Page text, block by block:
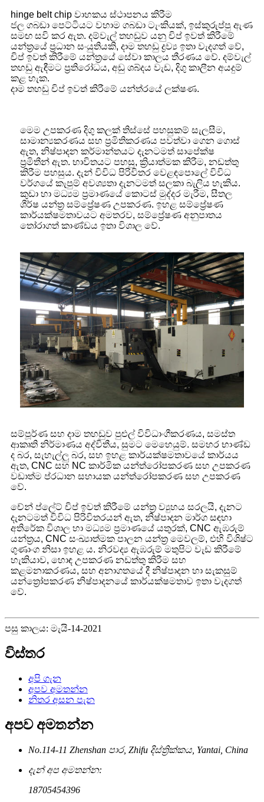
hinge belt chip වාහකය ස්ථාපනය කිරීම
ජල ගබඩා පෙට්ටියට වහාම ගබඩා ටැංකියක්, ඉස්කුරුප්පු ඇණ
සමඟ සවි කර ඇත. දම්වැල් තහඩුව යනු චිප් ඉවත් කිරීමේ
යන්ත්‍රයේ ප්‍රධාන සංයුතියකි, දාම තහඩු ද්‍රව්‍ය ඉතා වැදගත් වේ,
චිප් ඉවත් කිරීමේ යන්ත්‍රයේ සේවා කාලය තීරණය වේ. දම්වැල්
තහඩු ඇඳීමට ප්‍රතිරෝධය, අඩු ශබ්දය වැඩ, දිගු කාලීන අයදුම්
කළ හැක.
දාම තහඩු චිප් ඉවත් කිරීමේ යන්ත්රයේ ලක්ෂණ.
මෙම උපකරණ දිගු කලක් තිස්සේ පහසුකම් සැලසීම,
සාමාන්‍යකරණය සහ ප්‍රමිතිකරණය පවත්වා ගෙන ගොස්
ඇත, නිෂ්පාදන කර්මාන්තයට දැනටමත් සාපේක්ෂ
ප්‍රමිතීන් ඇත. භාවිතයට පහසු, ක්‍රියාත්මක කිරීම, නඩත්තු
කිරීම පහසුය. දැන් විවිධ පිරිවිතර වෙළඳපොලේ විවිධ
වර්ගයේ කැපුම් අවශ්‍යතා දැනටමත් සලකා බැලිය හැකිය.
කුඩා හා මධ්‍යම ප්‍රමාණයේ කොටස් මුද්දර මැරීම, සීතල
ශීර්ෂ යන්ත්‍ර සම්ප්‍රේෂණ උපකරණ. ඉහළ සම්ප්‍රේෂණ
කාර්යක්ෂමතාවයට අමතරව, සම්ප්‍රේෂණ අනුපාතය
තෝරාගත් කාණ්ඩය ඉතා විශාල වේ.
සම්පූර්ණ සහ දාම තහඩුව පුළුල් විවිධාංගීකරණය, සමස්ත
ආකෘති නිර්මාණය අද්විතීය, සුමට මෙහෙයුම්. සමහර භාණ්ඩ
ද බර, සැහැල්ලු බර, සහ ඉහළ කාර්යක්ෂමතාවයේ කාර්යය
ඇත, CNC සහ NC කාර්මික යන්ත්රෝපකරණ සහ උපකරණ
වඩාත්ම ප්රධාන සහායක යන්ත්රෝපකරණ සහ උපකරණ
වේ.
චේන් ප්ලේට් චිප් ඉවත් කිරීමේ යන්ත්‍ර ව්‍යුහය සරලයි, දැනට
දැනටමත් විවිධ පිරිවිතරයන් ඇත, නිෂ්පාදන මාර්ග සඳහා
අතිරේක විශාල හා මධ්‍යම ප්‍රමාණයේ යතුරක්, CNC ඇඹරුම්
යන්ත්‍රය, CNC සංඛ්‍යාත්මක පාලන යන්ත්‍ර මෙවලම්, එහි විශිෂ්ට
ගුණාංග නිසා ඉහළ ය. නිරවද්‍ය ඇඹරුම් මතුපිට වැඩ කිරීමේ
හැකියාව, හොඳ උපකරණ නඩත්තු කිරීම සහ
කළමනාකරණය, සහ අනාගතයේ දී නිෂ්පාදන හා සැකසුම්
යන්ත්‍රෝපකරණ නිෂ්පාදනයේ කාර්යක්ෂමතාව ඉතා වැදගත්
වේ.
පසු කාලය: මැයි-14-2021
විස්තර
අපි ගැන
අපව අමතන්න
නිතර අසන පැන
අපව අමතන්න
No.114-11 Zhenshan පාර, Zhifu දිස්ත්‍රික්කය, Yantai, China
දැන් අප අමතන්න:
18705454396